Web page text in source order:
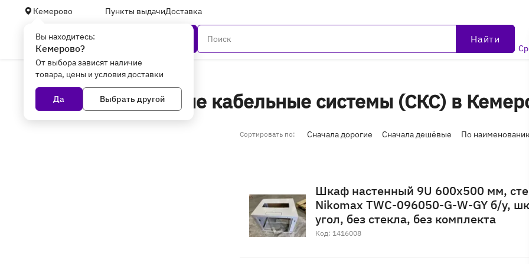
Кемерово Пункты выдачиДоставка
Вы находитесь:
Кемерово?
От выбора зависят наличие
товара, цены и условия доставки
Да Выбрать другой
Найти
Главная Уцененные товары
Структурированные кабельные системы (СКС) в
(14 товаров)
Сортировать по: Сначала дорогие Сначала дешёвые По
Шкаф настенный 9U 600x500 мм,
Nikomax TWC-096050-G-W-GY б/у,
угол, без стекла, без комплекта
Код: 1416008